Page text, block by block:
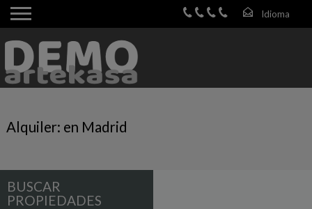
Alquiler: en Madrid
BUSCAR
PROPIEDADES